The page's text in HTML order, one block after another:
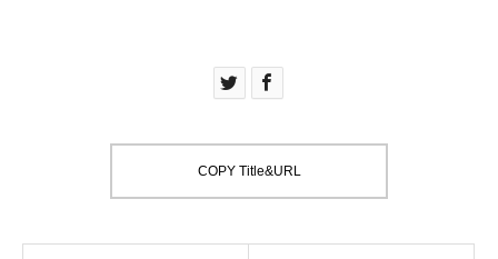
COPY Title&URL